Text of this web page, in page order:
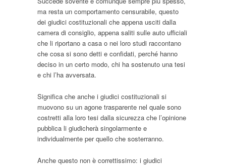
ma resta un comportamento censurabile, questo
dei giudici costituzionali che appena usciti dalla
camera di consiglio, appena saliti sulle auto ufficiali
che li riportano a casa o nei loro studi raccontano
che cosa si sono detti e confidati, perché hanno
deciso in un certo modo, chi ha sostenuto una tesi
e chi l’ha avversata.
Significa che anche i giudici costituzionali si
muovono su un agone trasparente nel quale sono
costretti alla loro tesi dalla sicurezza che l’opinione
pubblica li giudicherà singolarmente e
individualmente per quello che sosterranno.
Anche questo non è correttissimo: i giudici